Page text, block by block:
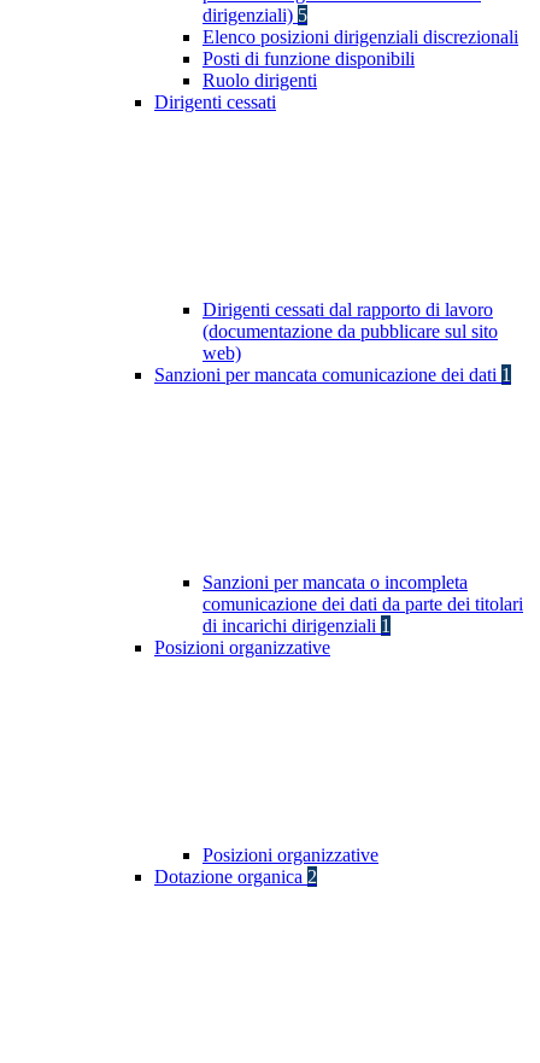
dirigenziali) 5
Elenco posizioni dirigenziali discrezionali
Posti di funzione disponibili
Ruolo dirigenti
Dirigenti cessati
Dirigenti cessati dal rapporto di lavoro
(documentazione da pubblicare sul sito
web)
Sanzioni per mancata comunicazione dei dati 1
Sanzioni per mancata o incompleta
comunicazione dei dati da parte dei titolari
di incarichi dirigenziali 1
Posizioni organizzative
Posizioni organizzative
Dotazione organica 2